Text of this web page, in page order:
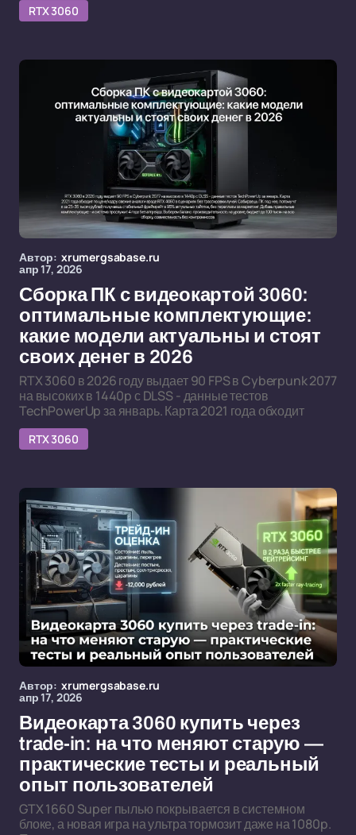
RTX 3060
Автор: xrumergsabase.ru
апр 17, 2026
Сборка ПК с видеокартой 3060:
оптимальные комплектующие:
какие модели актуальны и стоят
своих денег в 2026
RTX 3060 в 2026 году выдает 90 FPS в Cyberpunk 2077
на высоких в 1440p с DLSS - данные тестов
TechPowerUp за январь. Карта 2021 года обходит
RTX 3060
Автор: xrumergsabase.ru
апр 17, 2026
Видеокарта 3060 купить через
trade-in: на что меняют старую —
практические тесты и реальный
опыт пользователей
GTX 1660 Super пылью покрывается в системном
блоке, а новая игра на ультра тормозит даже на 1080p.